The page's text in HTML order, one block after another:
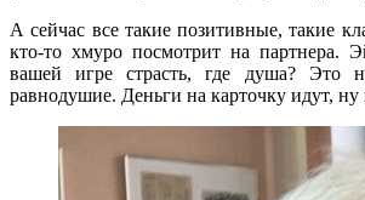
А сейчас все такие позитивные, такие
кто-то хмуро посмотрит на партнера.
вашей игре страсть, где душа? Это
равнодушие. Деньги на карточку идут,